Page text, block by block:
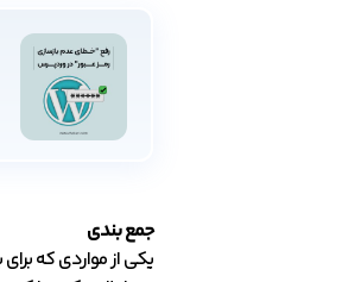
جمع بندی
یکی از مواردی که